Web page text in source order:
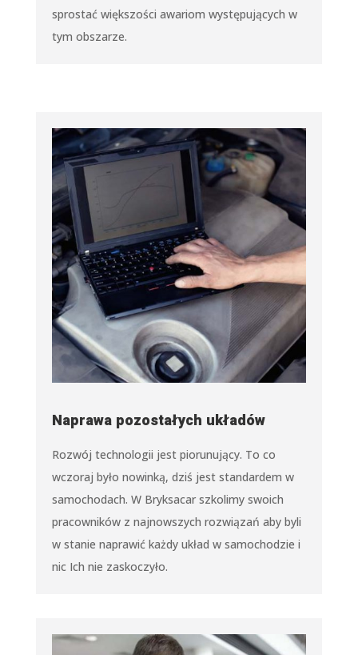
sprostać większości awariom występujących w
tym obszarze.
Naprawa pozostałych układów
Rozwój technologii jest piorunujący. To co
wczoraj było nowinką, dziś jest standardem w
samochodach. W Bryksacar szkolimy swoich
pracowników z najnowszych rozwiązań aby byli
w stanie naprawić każdy układ w samochodzie i
nic Ich nie zaskoczyło.